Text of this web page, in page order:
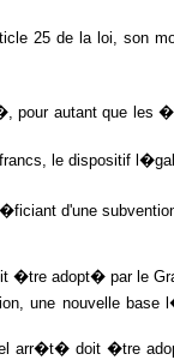
25 de la loi, son
pour autant que
le dispositif
d'une
adopt� par le
une nouvelle
arr�t� doit �tre